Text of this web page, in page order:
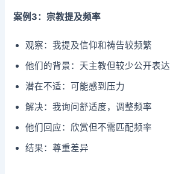
案例3：宗教提及频率
观察：我提及信仰和祷告较频繁
他们的背景：天主教但较少公开表达
潜在不适：可能感到压力
解决：我询问舒适度，调整频率
他们回应：欣赏但不需匹配频率
结果：尊重差异